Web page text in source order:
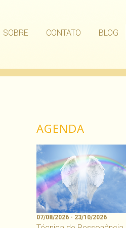
SOBRE CONTATO BLOG
AGENDA
07/08/2026 - 23/10/2026